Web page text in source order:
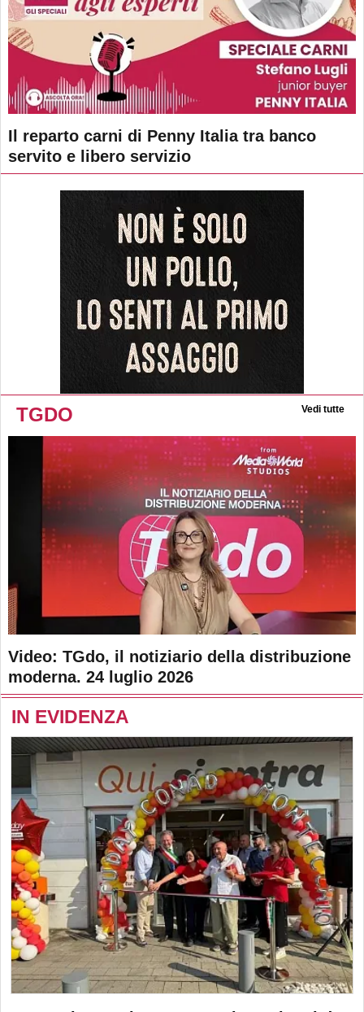
Il reparto carni di Penny Italia tra banco
servito e libero servizio
TGDO Vedi tutte
Video: TGdo, il notiziario della distribuzione
moderna. 24 luglio 2026
IN EVIDENZA